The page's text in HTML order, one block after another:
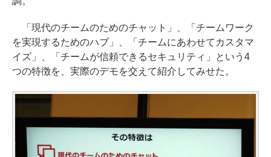
「現代のチームのためのチャット」、「チームワーク
を実現するためのハブ」、「チームにあわせてカスタマ
イズ」、「チームが信頼できるセキュリティ」という4
つの特徴を、実際のデモを交えて紹介してみせた。